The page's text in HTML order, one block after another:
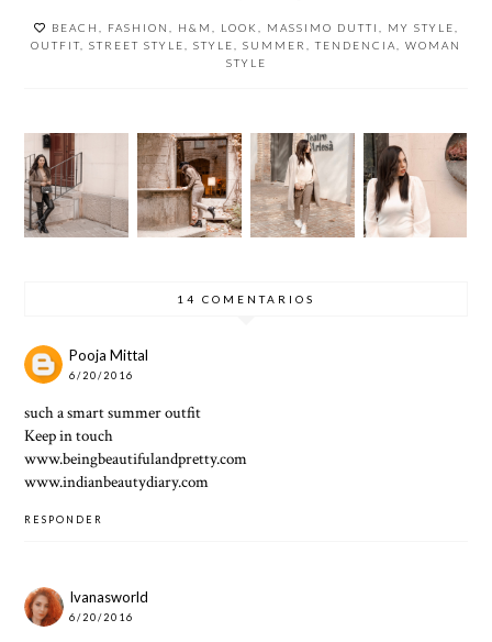
BEACH FASHION H&M LOOK MASSIMO DUTTI MY STYLE
OUTFIT
STREET STYLE STYLE SUMMER TENDENCIA
WOMAN
STYLE
COMBI
NAR
PANTAL
ONES
DE
CUERO
UNA
ESCAPA
DA A
GIRON
A
LA
COMOD
IDAD
DENTR
O DEL
ESTILO
MANGA
S
GLOBO
SON LA
TENDE
14 COMENTARIOS
Pooja Mittal
6/20/2016
such a smart summer outfit
Keep in touch
www.beingbeautifulandpretty.com
www.indianbeautydiary.com
RESPONDER
Ivanasworld
6/20/2016